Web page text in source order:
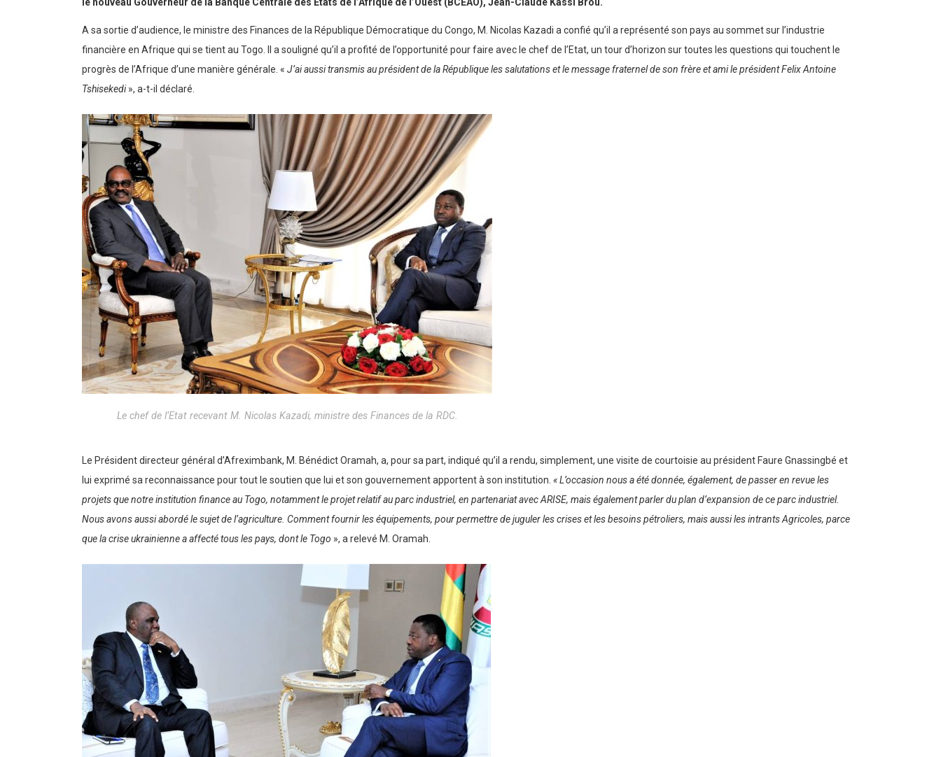
A sa sortie d’audience, le ministre des Finances de la République Démocratique du Congo, M. Nicolas Kazadi a confié qu’il a représenté son pays au sommet sur l’industrie
financière en Afrique qui se tient au Togo. Il a souligné qu’il a profité de l’opportunité pour faire avec le chef de l’Etat, un tour d’horizon sur toutes les questions qui touchent le
progrès de l’Afrique d’une manière générale. « J’ai aussi transmis au président de la République les salutations et le message fraternel de son frère et ami le président Felix Antoine
Tshisekedi», a-t-il déclaré.
Le chef de l’Etat recevant M. Nicolas Kazadi, ministre des Finances de la RDC.
Le Président directeur général d’Afreximbank, M. Bénédict Oramah, a, pour sa part, indiqué qu’il a rendu, simplement, une visite de courtoisie au président Faure Gnassingbé et
lui exprimé sa reconnaissance pour tout le soutien que lui et son gouvernement apportent à son institution. « L’occasion nous a été donnée, également, de passer en revue les
projets que notre institution finance au Togo, notamment le projet relatif au parc industriel, en partenariat avec ARISE, mais également parler du plan d’expansion de ce parc industriel.
Nous avons aussi abordé le sujet de l’agriculture. Comment fournir les équipements, pour permettre de juguler les crises et les besoins pétroliers, mais aussi les intrants Agricoles, parce
que la crise ukrainienne a affecté tous les pays, dont le Togo », a relevé M. Oramah.